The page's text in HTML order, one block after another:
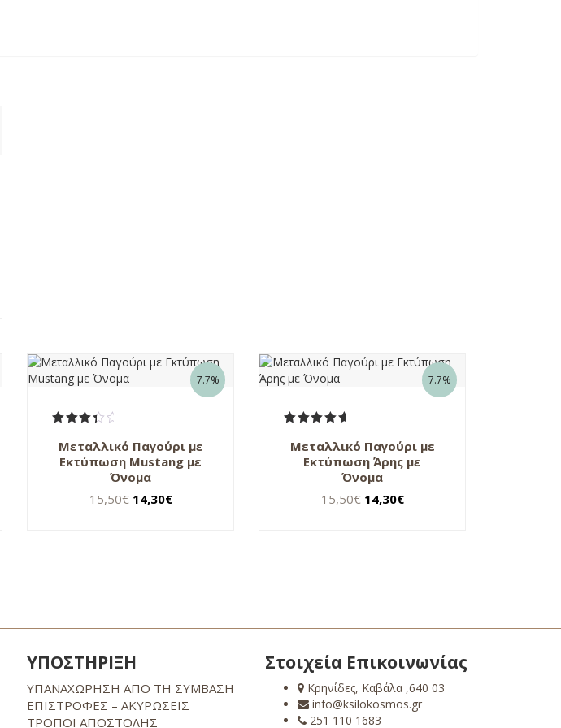
7.7%
με
3.67
από 5
Μεταλλικό Παγούρι με
Εκτύπωση Mustang με
Όνομα
15,50€ Original
price
14,30€Η
τρέχουσα
7.7%
με5.00
από 5
Μεταλλικό Παγούρι με
Εκτύπωση Άρης με
Όνομα
15,50€ Original
price
14,30€Η
τρέχουσα
ΥΠΟΣΤΗΡΙΞΗ
ΥΠΑΝΑΧΩΡΗΣΗ ΑΠΟ ΤΗ ΣΥΜΒΑΣΗ
ΕΠΙΣΤΡΟΦΕΣ – ΑΚΥΡΩΣΕΙΣ
ΤΡΟΠΟΙ ΑΠΟΣΤΟΛΗΣ
Στοιχεία Επικοινωνίας
Κρηνίδες, Καβάλα ,640 03
info@ksilokosmos.gr
251 110 1683